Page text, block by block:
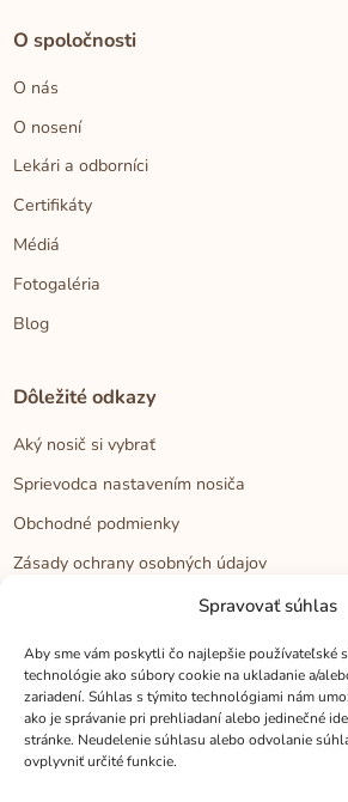
Spravovať súhlas
Aby sme vám poskytli čo najlepšie používateľské
technológie ako súbory cookie na ukladanie a/
zariadení. Súhlas s týmito technológiami nám
ako je správanie pri prehliadaní alebo jedinečné
stránke. Neudelenie súhlasu alebo odvolanie
ovplyvniť určité funkcie.
O spoločnosti
O nás
O nosení
Lekári a odborníci
Certifikáty
Médiá
Fotogaléria
Blog
Dôležité odkazy
Aký nosič si vybrať
Sprievodca nastavením nosiča
Obchodné podmienky
Zásady ochrany osobných údajov
Kontakt
Kontakt